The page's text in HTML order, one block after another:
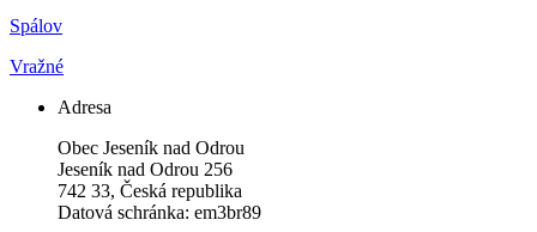
Spálov
Vražné
Adresa
Obec Jeseník nad Odrou
Jeseník nad Odrou 256
742 33, Česká republika
Datová schránka: em3br89